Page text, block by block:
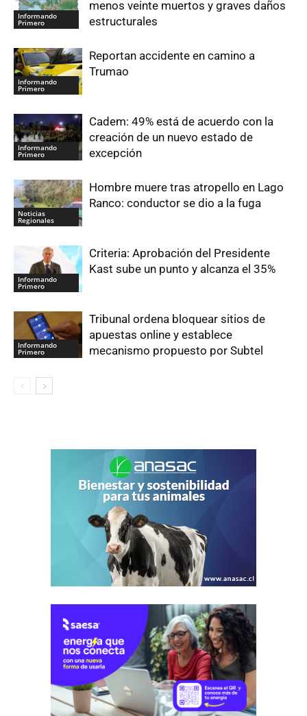
Informando
Primero
menos veinte muertos y graves daños
estructurales
Informando
Primero
Reportan accidente en camino a
Trumao
Informando
Primero
Cadem: 49% está de acuerdo con la
creación de un nuevo estado de
excepción
Noticias
Regionales
Hombre muere tras atropello en Lago
Ranco: conductor se dio a la fuga
Informando
Primero
Criteria: Aprobación del Presidente
Kast sube un punto y alcanza el 35%
Informando
Primero
Tribunal ordena bloquear sitios de
apuestas online y establece
mecanismo propuesto por Subtel